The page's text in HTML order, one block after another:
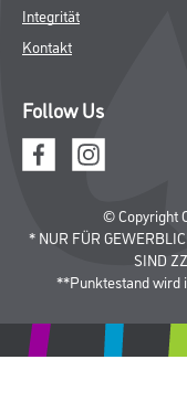
Integrität
Kontakt
Follow Us
© Copyright
* NUR FÜR
SIND
**Punktestand wird